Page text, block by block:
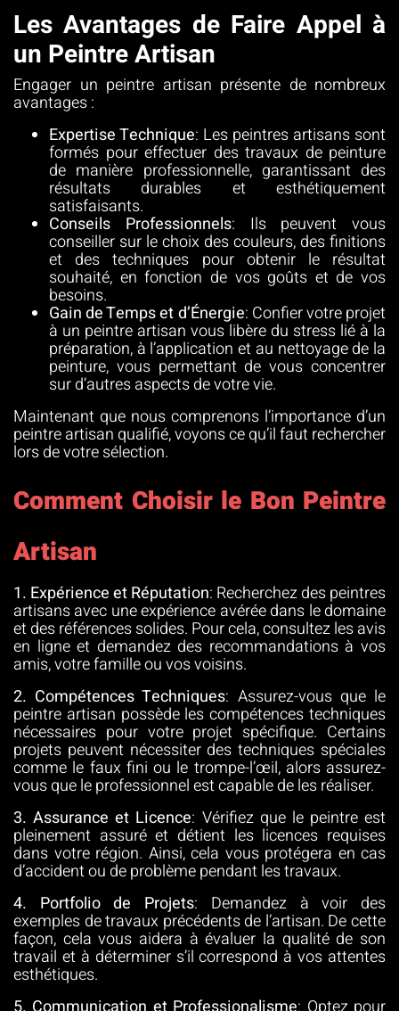
Les Avantages de Faire Appel à
un Peintre Artisan
Engager un peintre artisan présente de nombreux
avantages :
Expertise Technique: Les peintres artisans sont
formés pour effectuer des travaux de peinture
de manière professionnelle, garantissant des
résultats durables et esthétiquement
satisfaisants.
Conseils Professionnels: Ils peuvent vous
conseiller sur le choix des couleurs, des finitions
et des techniques pour obtenir le résultat
souhaité, en fonction de vos goûts et de vos
besoins.
Gain de Temps et d’Énergie: Confier votre projet
à un peintre artisan vous libère du stress lié à la
préparation, à l’application et au nettoyage de la
peinture, vous permettant de vous concentrer
sur d’autres aspects de votre vie.
Maintenant que nous comprenons l’importance d’un
peintre artisan qualifié, voyons ce qu’il faut rechercher
lors de votre sélection.
Comment Choisir le Bon Peintre
Artisan
1. Expérience et Réputation: Recherchez des peintres
artisans avec une expérience avérée dans le domaine
et des références solides. Pour cela, consultez les avis
en ligne et demandez des recommandations à vos
amis, votre famille ou vos voisins.
2. Compétences Techniques: Assurez-vous que le
peintre artisan possède les compétences techniques
nécessaires pour votre projet spécifique. Certains
projets peuvent nécessiter des techniques spéciales
comme le faux fini ou le trompe-l’œil, alors assurez-
vous que le professionnel est capable de les réaliser.
3. Assurance et Licence: Vérifiez que le peintre est
pleinement assuré et détient les licences requises
dans votre région. Ainsi, cela vous protégera en cas
d’accident ou de problème pendant les travaux.
4. Portfolio de Projets: Demandez à voir des
exemples de travaux précédents de l’artisan. De cette
façon, cela vous aidera à évaluer la qualité de son
travail et à déterminer s’il correspond à vos attentes
esthétiques.